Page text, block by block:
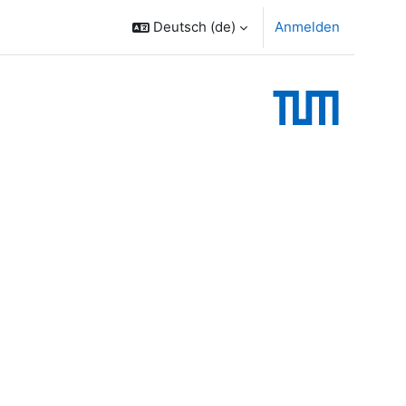
Deutsch ‎(de)‎ Anmelden